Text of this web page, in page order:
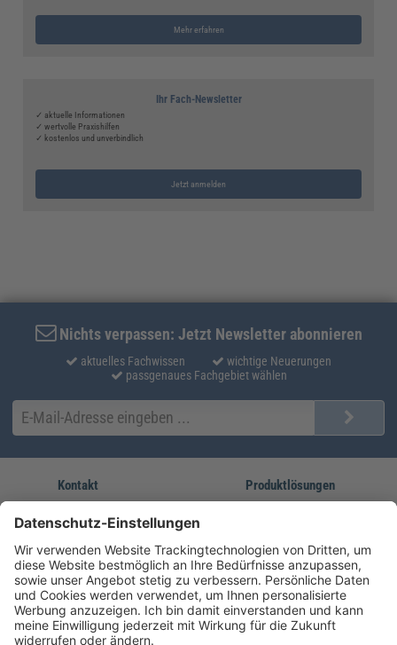
Mehr erfahren
Ihr Fach-Newsletter
✓ aktuelle Informationen
✓ wertvolle Praxishilfen
✓ kostenlos und unverbindlich
Jetzt anmelden
Nichts verpassen: Jetzt Newsletter abonnieren
aktuelles Fachwissen
wichtige Neuerungen
passgenaues Fachgebiet wählen
Kontakt
service@forum-verlag.com
Mo-Do 07:30 - 17:00 Uhr
Fr 07:30 - 15:00 Uhr
Produktlösungen
Unsere Marken